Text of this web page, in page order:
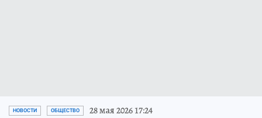
НОВОСТИ ОБЩЕСТВО 28 мая 2026 17:24